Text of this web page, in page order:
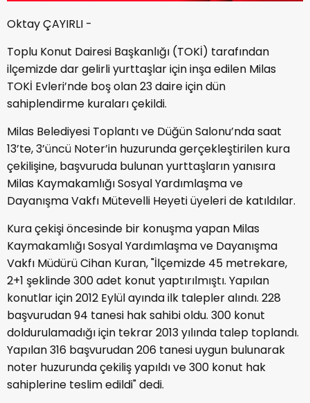
Oktay ÇAYIRLI -
Toplu Konut Dairesi Başkanlığı (TOKİ) tarafından
ilçemizde dar gelirli yurttaşlar için inşa edilen Milas
TOKİ Evleri’nde boş olan 23 daire için dün
sahiplendirme kuraları çekildi.
Milas Belediyesi Toplantı ve Düğün Salonu’nda saat
13’te, 3’üncü Noter’in huzurunda gerçekleştirilen kura
çekilişine, başvuruda bulunan yurttaşların yanısıra
Milas Kaymakamlığı Sosyal Yardımlaşma ve
Dayanışma Vakfı Mütevelli Heyeti üyeleri de katıldılar.
Kura çekişi öncesinde bir konuşma yapan Milas
Kaymakamlığı Sosyal Yardımlaşma ve Dayanışma
Vakfı Müdürü Cihan Kuran, "İlçemizde 45 metrekare,
2+1 şeklinde 300 adet konut yaptırılmıştı. Yapılan
konutlar için 2012 Eylül ayında ilk talepler alındı. 228
başvurudan 94 tanesi hak sahibi oldu. 300 konut
doldurulamadığı için tekrar 2013 yılında talep toplandı.
Yapılan 316 başvurudan 206 tanesi uygun bulunarak
noter huzurunda çekiliş yapıldı ve 300 konut hak
sahiplerine teslim edildi" dedi.